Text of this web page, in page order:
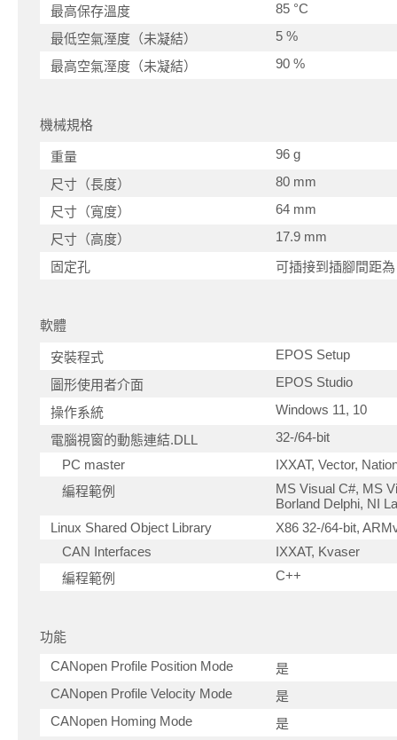
最高保存溫度
85 °C
最低空氣溼度（未凝結）
5 %
最高空氣溼度（未凝結）
90 %
機械規格
重量
96 g
尺寸（長度）
80 mm
尺寸（寬度）
64 mm
尺寸（高度）
17.9 mm
固定孔
可插接到插腳間距
軟體
安裝程式
EPOS Setup
圖形使用者介面
EPOS Studio
操作系統
Windows 11, 10
電腦視窗的動態連結.DLL
32-/64-bit
PC master
IXXAT, Vector,
編程範例
MS Visual C#, MS
Borland Delphi, NI
Linux Shared Object Library
X86 32-/64-bit,
CAN Interfaces
IXXAT, Kvaser
編程範例
C++
功能
CANopen Profile Position Mode
是
CANopen Profile Velocity Mode
是
CANopen Homing Mode
是